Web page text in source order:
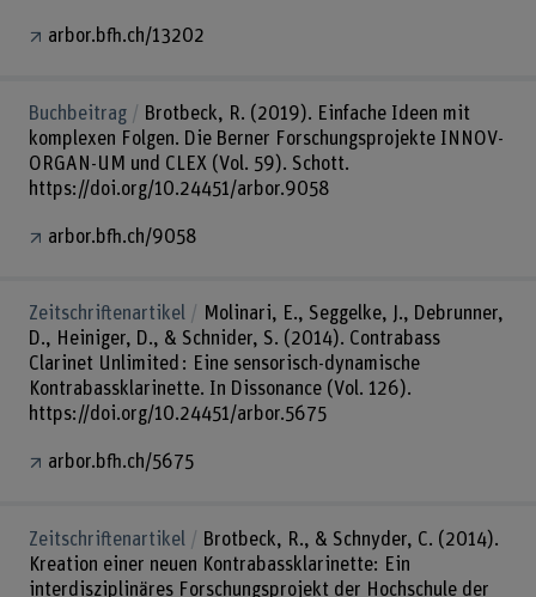
arbor.bfh.ch/13202
Buchbeitrag
Brotbeck, R. (2019). Einfache Ideen mit
komplexen Folgen. Die Berner Forschungsprojekte INNOV-
ORGAN-UM und CLEX (Vol. 59). Schott.
https://doi.org/10.24451/arbor.9058
arbor.bfh.ch/9058
Zeitschriftenartikel
Molinari, E., Seggelke, J., Debrunner,
D., Heiniger, D., & Schnider, S. (2014). Contrabass
Clarinet Unlimited : Eine sensorisch-dynamische
Kontrabassklarinette. In Dissonance (Vol. 126).
https://doi.org/10.24451/arbor.5675
arbor.bfh.ch/5675
Zeitschriftenartikel
Brotbeck, R., & Schnyder, C. (2014).
Kreation einer neuen Kontrabassklarinette: Ein
interdisziplinäres Forschungsprojekt der Hochschule der